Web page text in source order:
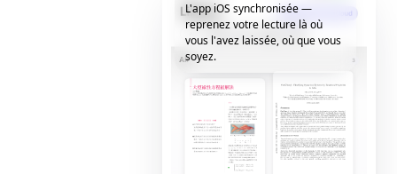
L'app iOS synchronisée —
reprenez votre lecture là où
vous l'avez laissée, où que vous
soyez.